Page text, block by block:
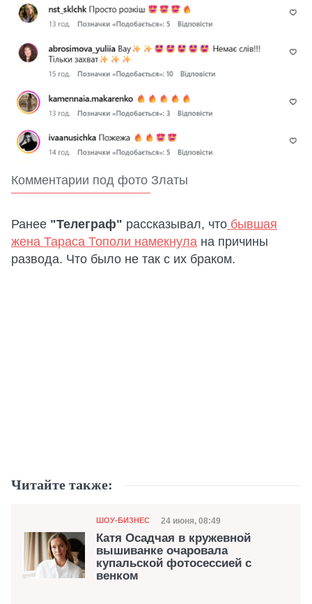
Комментарии под фото Златы
Ранее "Телеграф" рассказывал, что бывшая
жена Тараса Тополи намекнула на причины
развода. Что было не так с их браком.
Читайте также:
Категория
ШОУ-БИЗНЕС Дата публикации
24 июня, 08:49
Катя Осадчая в кружевной
вышиванке очаровала
купальской фотосессией с
венком